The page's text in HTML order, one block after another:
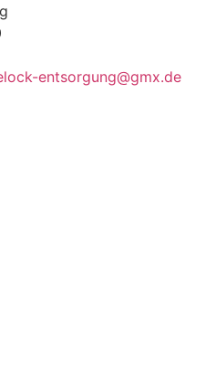
entsorgung@gmx.de